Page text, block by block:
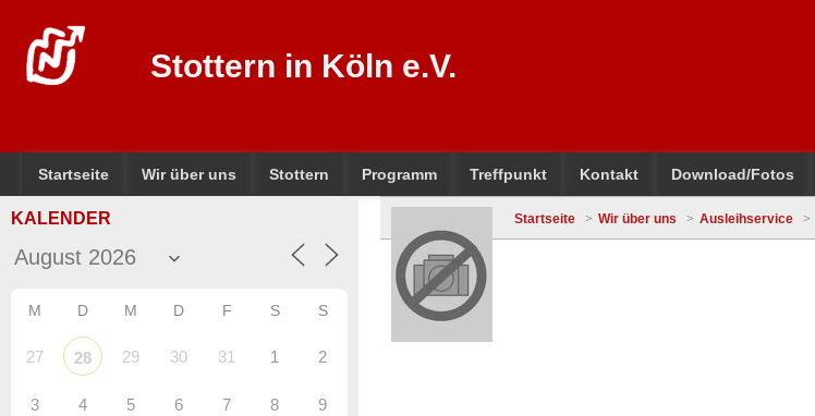
Stottern in Köln e.V.
Startseite Wir über uns Stottern Programm Treffpunkt Kontakt Download/Fotos
KALENDER
M D M D F S S
27 28 29 30 31 1 2
3 4 5 6 7 8 9
Startseite Wir über uns Ausleihservice